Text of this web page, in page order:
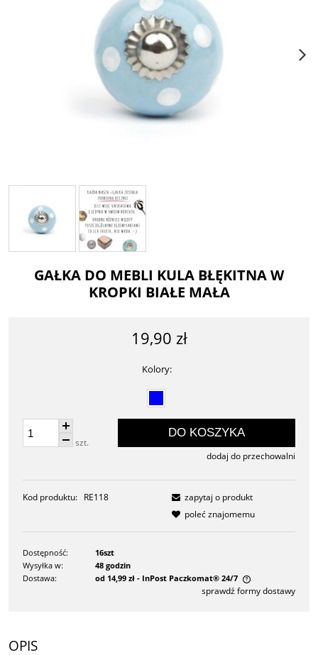
GAŁKA DO MEBLI KULA BŁĘKITNA W
KROPKI BIAŁE MAŁA
19,90 zł
Kolory:
szt.
DO KOSZYKA
dodaj do przechowalni
Kod produktu: RE118
zapytaj o produkt
poleć znajomemu
Dostępność:
16szt
Wysyłka w:
48 godzin
Dostawa:
od 14,99 zł - InPost Paczkomat® 24/7
Cena nie zawiera ewentualnych kosztów płatności
sprawdź formy dostawy
OPIS